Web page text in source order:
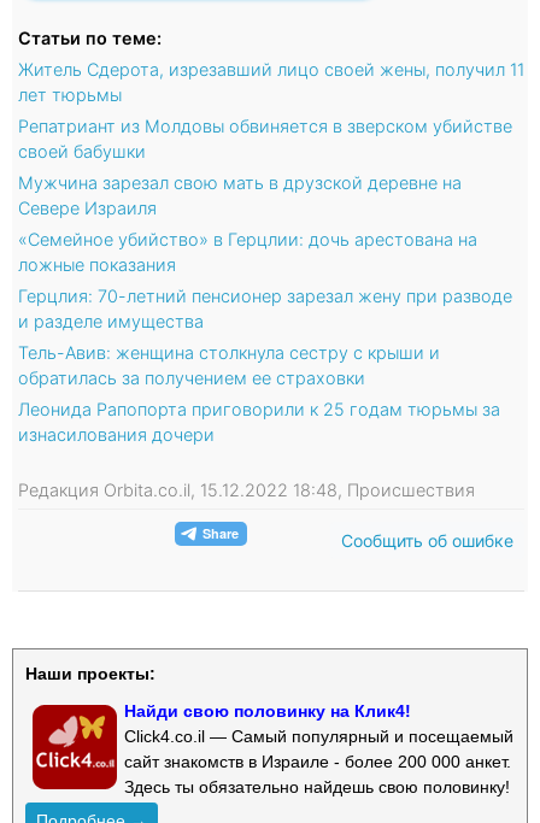
Статьи по теме:
Житель Сдерота, изрезавший лицо своей жены, получил 11
лет тюрьмы
Репатриант из Молдовы обвиняется в зверском убийстве
своей бабушки
Мужчина зарезал свою мать в друзской деревне на
Севере Израиля
«Семейное убийство» в Герцлии: дочь арестована на
ложные показания
Герцлия: 70-летний пенсионер зарезал жену при разводе
и разделе имущества
Тель-Авив: женщина столкнула сестру с крыши и
обратилась за получением ее страховки
Леонида Рапопорта приговорили к 25 годам тюрьмы за
изнасилования дочери
Редакция Orbita.co.il, 15.12.2022 18:48, Происшествия
Сообщить об ошибке
Наши проекты:
Найди свою половинку на Клик4!
Click4.co.il — Самый популярный и посещаемый
сайт знакомств в Израиле - более 200 000 анкет.
Здесь ты обязательно найдешь свою половинку!